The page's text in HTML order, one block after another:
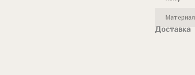
Материал
Доставка